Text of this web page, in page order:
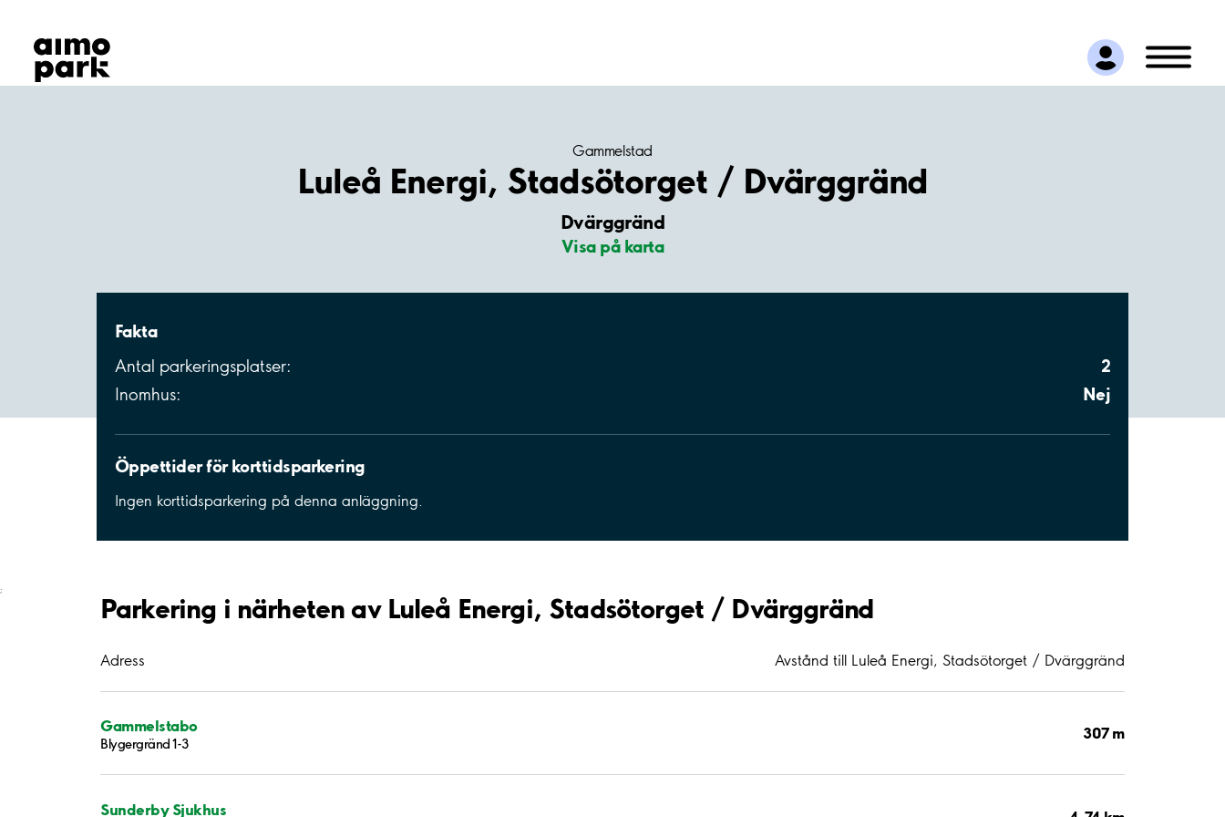
Hitta parkering
Samarbete
Kundservice
Gammelstad
Luleå Energi, Stadsötorget / Dvärggränd
Dvärggränd
Visa på karta
Fakta
Antal parkeringsplatser: 2
Inomhus: Nej
Öppettider för korttidsparkering
Ingen korttidsparkering på denna anläggning.
;
Parkering i närheten av Luleå Energi, Stadsötorget / Dvärggränd
Adress Avstånd till Luleå Energi, Stadsötorget / Dvärggränd
Gammelstabo
Blygergränd 1-3
307 m
Sunderby Sjukhus